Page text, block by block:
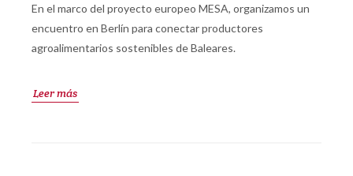
En el marco del proyecto europeo MESA, organizamos un
encuentro en Berlín para conectar productores
agroalimentarios sostenibles de Baleares.
Leer más